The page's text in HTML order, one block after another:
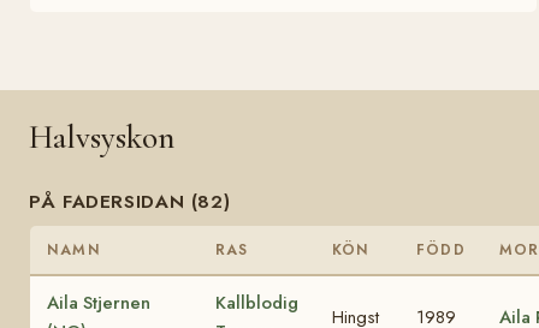
Halvsyskon
PÅ FADERSIDAN (82)
NAMN RAS KÖN FÖDD MOR
Aila Stjernen
Kallblodig
Hingst 1989 Aila